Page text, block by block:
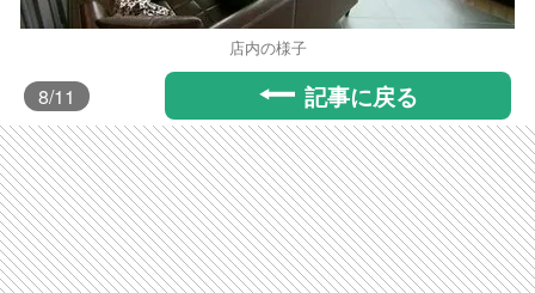
店内の様子
8/11 記事に戻る